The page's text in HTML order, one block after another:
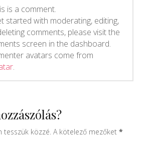
is a comment.
started with moderating, editing,
comments, please visit the
screen in the dashboard.
avatars come from
.
tesszük közzé. A kötelező mezőket *